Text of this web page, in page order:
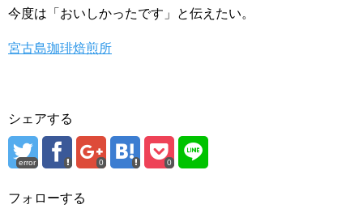
今度は「おいしかったです」と伝えたい。
宮古島珈琲焙煎所
シェアする
error 0 0
フォローする